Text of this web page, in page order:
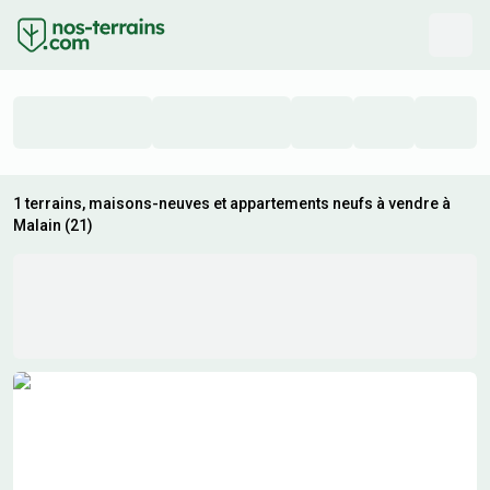
1 terrains, maisons-neuves et appartements neufs à vendre à
Malain (21)
Résultats de recherche